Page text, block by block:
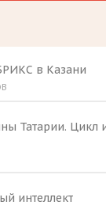
в Казани
Татарии. Цикл
интеллект